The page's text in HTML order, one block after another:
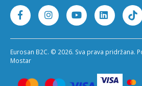
Eurosan B2C. © 2026. Sva prava pridržana.
Mostar